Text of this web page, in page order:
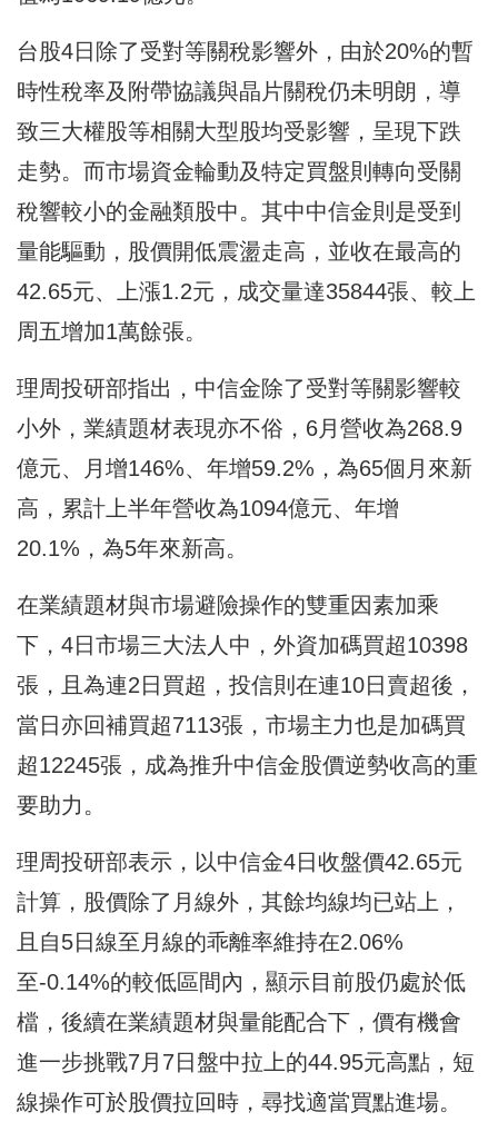
台股4日除了受對等關稅影響外，由於20%的暫
時性稅率及附帶協議與晶片關稅仍未明朗，導
致三大權股等相關大型股均受影響，呈現下跌
走勢。而市場資金輪動及特定買盤則轉向受關
稅響較小的金融類股中。其中中信金則是受到
量能驅動，股價開低震盪走高，並收在最高的
42.65元、上漲1.2元，成交量達35844張、較上
周五增加1萬餘張。
理周投研部指出，中信金除了受對等關影響較
小外，業績題材表現亦不俗，6月營收為268.9
億元、月增146%、年增59.2%，為65個月來新
高，累計上半年營收為1094億元、年增
20.1%，為5年來新高。
在業績題材與市場避險操作的雙重因素加乘
下，4日市場三大法人中，外資加碼買超10398
張，且為連2日買超，投信則在連10日賣超後，
當日亦回補買超7113張，市場主力也是加碼買
超12245張，成為推升中信金股價逆勢收高的重
要助力。
理周投研部表示，以中信金4日收盤價42.65元
計算，股價除了月線外，其餘均線均已站上，
且自5日線至月線的乖離率維持在2.06%
至-0.14%的較低區間內，顯示目前股仍處於低
檔，後續在業績題材與量能配合下，價有機會
進一步挑戰7月7日盤中拉上的44.95元高點，短
線操作可於股價拉回時，尋找適當買點進場。